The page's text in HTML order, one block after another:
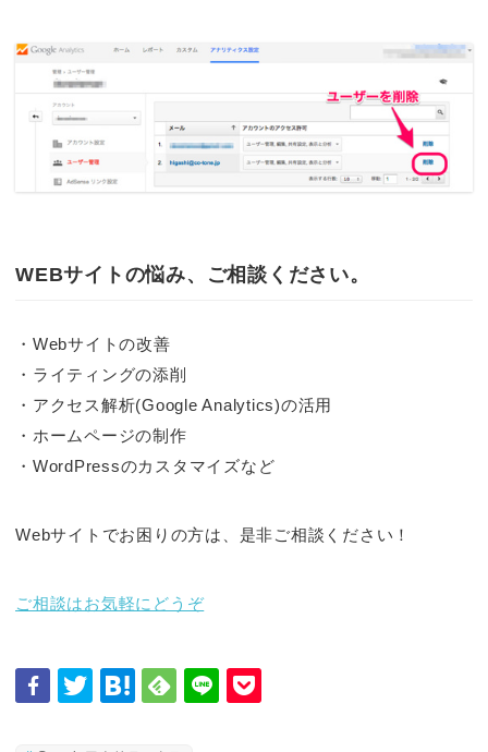
WEBサイトの悩み、ご相談ください。
・Webサイトの改善
・ライティングの添削
・アクセス解析(Google Analytics)の活用
・ホームページの制作
・WordPressのカスタマイズなど
Webサイトでお困りの方は、是非ご相談ください！
ご相談はお気軽にどうぞ